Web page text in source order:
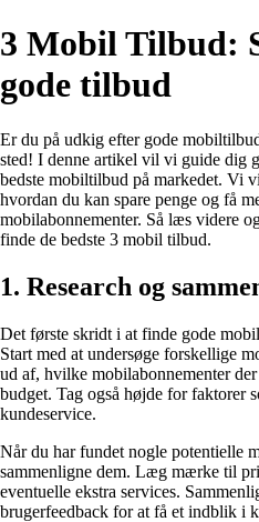
3 Mobil Tilbud:
gode tilbud
Er du på udkig efter gode
sted! I denne artikel vil vi guide dig
bedste mobiltilbud på markedet. Vi
hvordan du kan spare penge og få
mobilabonnementer. Så læs videre
finde de bedste 3 mobil tilbud.
1. Research og
Det første skridt i at finde gode
Start med at undersøge forskellige
ud af, hvilke mobilabonnementer
budget. Tag også højde for faktorer
kundeservice.
Når du har fundet nogle potentielle
sammenligne dem. Læg mærke til
eventuelle ekstra services.
brugerfeedback for at få et indblik i